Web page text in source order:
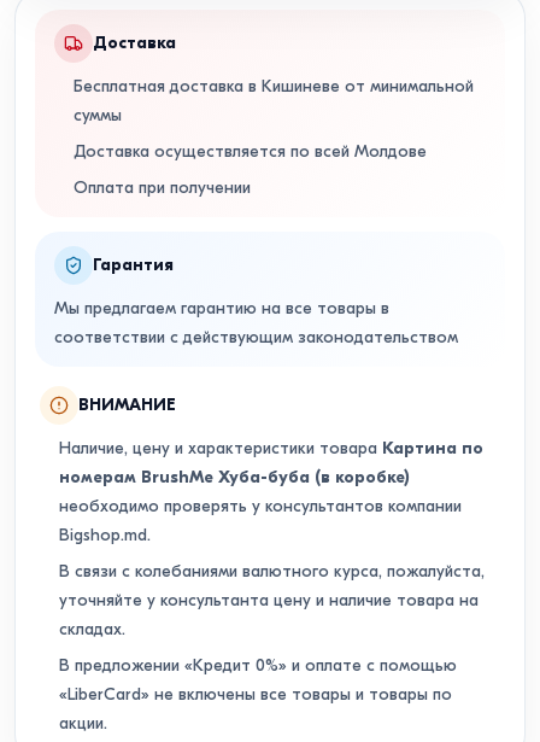
Доставка
Бесплатная доставка в Кишиневе от минимальной
суммы
Доставка осуществляется по всей Молдове
Оплата при получении
Гарантия
Мы предлагаем гарантию на все товары в
соответствии с действующим законодательством
ВНИМАНИЕ
Наличие, цену и характеристики товара Картина по
номерам BrushMe Хуба-буба (в коробке)
необходимо проверять у консультантов компании
Bigshop.md.
В связи с колебаниями валютного курса, пожалуйста,
уточняйте у консультанта цену и наличие товара на
складах.
В предложении «Кредит 0%» и оплате с помощью
«LiberCard» не включены все товары и товары по
акции.